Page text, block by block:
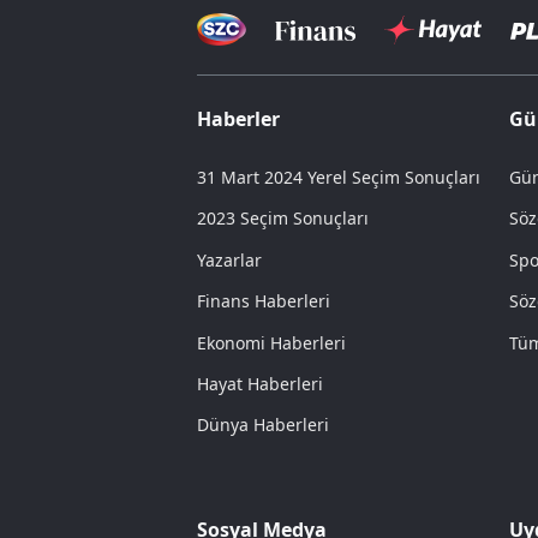
Haberler
31 Mart 2024 Yerel Seçim Sonuçları
2023 Seçim Sonuçları
Yazarlar
Finans Haberleri
Ekonomi Haberleri
Hayat Haberleri
Dünya Haberleri
Sosyal Medya